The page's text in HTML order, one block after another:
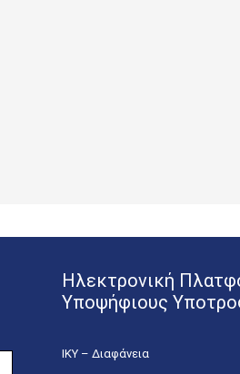
Ηλεκτρονική
Υποψήφιους
ΙΚΥ – Διαφάνεια